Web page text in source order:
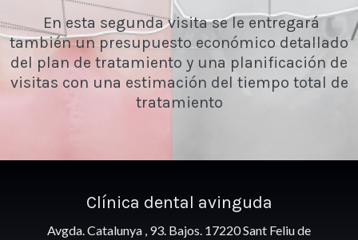
En esta segunda visita se le entregará
también un presupuesto económico detallado
del plan de tratamiento y una planificación de
visitas con una estimación del tiempo total de
tratamiento
Clínica dental avinguda
Avgda. Catalunya , 93. Bajos. 17220 Sant Feliu de